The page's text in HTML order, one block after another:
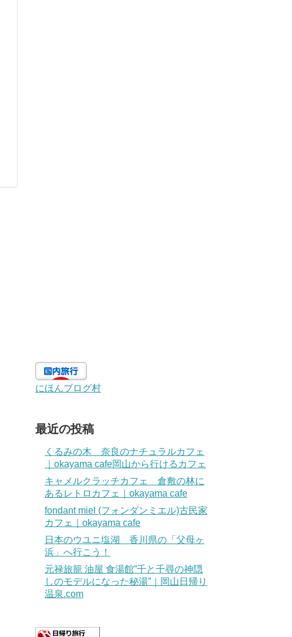
にほんブログ村
最近の投稿
くるみの木 奈良のナチュラルカフェ
｜okayama cafe岡山から行けるカフェ
キャメルクラッチカフェ 倉敷の林に
あるレトロカフェ｜okayama cafe
fondant miel (フォンダンミエル)古民家
カフェ｜okayama cafe
日本のウユニ塩湖 香川県の「父母ヶ
浜」へ行こう！
元禄旅籠 油屋 食湯館”千と千尋の神隠
しのモデルになった秘湯”｜岡山日帰り
温泉.com